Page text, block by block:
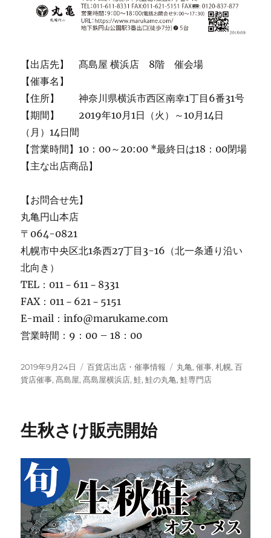
【出店先】 髙島屋 横浜店 8階 催会場
【催事名】
【住所】 神奈川県横浜市西区南幸1丁目6番31号
【期間】 2019年10月1日（火）～10月14日
（月）14日間
【営業時間】10：00～20:00 *最終日は18：00閉場
【主な出店商品】
【お問合せ先】
丸亀円山本店
〒064-0821
札幌市中央区北1条西27丁目3-16（北一条通り沿い
北向き）
TEL：011－611－8331
FAX：011－621－5151
E-mail：info@marukame.com
営業時間：9：00 – 18：00
投
稿
2019年9月24日
カ
テ
百貨店出店・催事情報
タ
グ
丸亀,催事,札幌,百
貨店催事,髙島屋,髙島屋横浜店,鮭,鮭の丸亀,鮭専門店
生秋さけ販売開始